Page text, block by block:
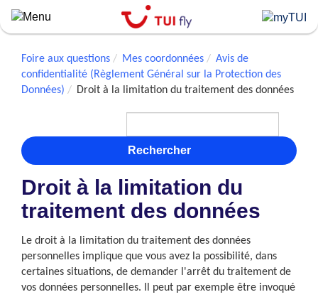
Skip
to
contentFoire aux questions Mes coordonnées
Avis de
confidentialité (Règlement Général sur la Protection des
Données)
Droit à la limitation du traitement des données
Rechercher
Droit à la limitation du
traitement des données
Le droit à la limitation du traitement des données
personnelles implique que vous avez la possibilité, dans
certaines situations, de demander l'arrêt du traitement de
vos données personnelles. Il peut par exemple être invoqué